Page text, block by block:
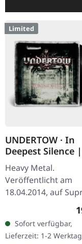
Limited
UNDERTOW · In
Deepest Silence |
BLACK LP
Heavy Metal.
Veröffentlicht am
18.04.2014, auf
Schwarzes Vinyl im
Gatefold-Cover.
auf 200 Exemplare. ·
Sofort verfügbar,
Lieferzeit: 1-2